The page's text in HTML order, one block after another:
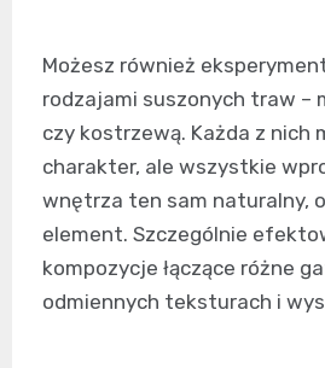
Możesz również
rodzajami suszonych traw –
czy kostrzewą. Każda z nich
charakter, ale wszystkie
wnętrza ten sam naturalny,
element. Szczególnie
kompozycje łączące różne
odmiennych teksturach i